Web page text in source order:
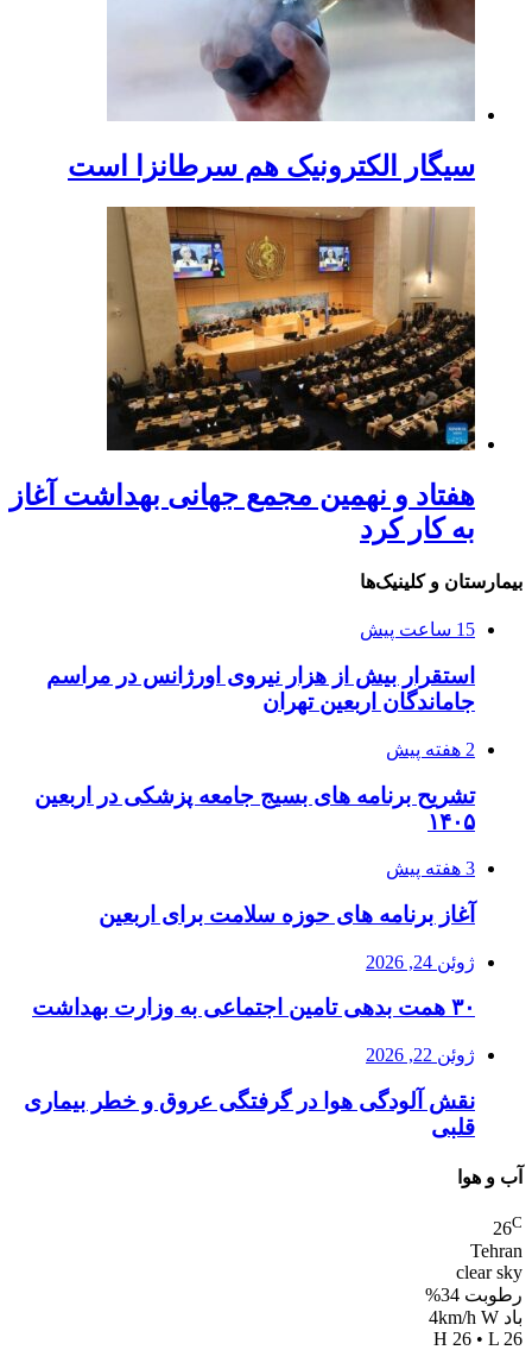
سیگار الکترونیک هم سرطانزا است
هفتاد و نهمین مجمع جهانی بهداشت آغاز
به کار کرد
بیمارستان و کلینیک‌ها
15 ساعت پیش
استقرار بیش از هزار نیروی اورژانس در مراسم
جاماندگان اربعین تهران
2 هفته پیش
تشریح برنامه های بسیج جامعه پزشکی در اربعین
۱۴۰۵
3 هفته پیش
آغاز برنامه های حوزه سلامت برای اربعین
ژوئن 24, 2026
۳۰ همت بدهی تامین اجتماعی به وزارت بهداشت
ژوئن 22, 2026
نقش آلودگی هوا در گرفتگی عروق و خطر بیماری
قلبی
آب و هوا
26C
Tehran
clear sky
رطوبت 34%
باد 4km/h W
H 26 • L 26